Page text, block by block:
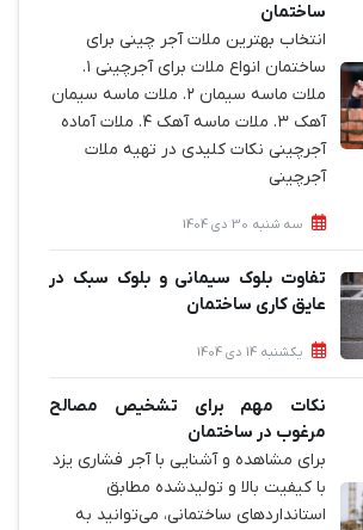
ساختمان‌
انتخاب بهترین ملات آجر چینی برای
ساختمان‌ انواع ملات برای آجرچینی ۱.
ملات ماسه سیمان ۲. ملات ماسه سیمان
آهک ۳. ملات ماسه آهک ۴. ملات آماده
آجرچینی نکات کلیدی در تهیه ملات
آجرچینی
سه شنبه 30 دی 1404
تفاوت بلوک سیمانی و بلوک سبک در
عایق کاری ساختمان
یکشنبه 14 دی 1404
نکات مهم برای تشخیص مصالح
مرغوب در ساختمان
برای مشاهده و آشنایی با آجر فشاری یزد
با کیفیت بالا و تولیدشده مطابق
استانداردهای ساختمانی، می‌توانید به